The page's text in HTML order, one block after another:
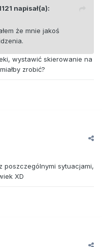
napisał(a):
że mnie jakoś
wystawić skierowanie na
zrobić?
poszczególnymi sytuacjami,
XD